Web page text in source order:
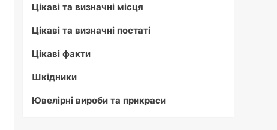
Цікаві та визначні місця
Цікаві та визначні постаті
Цікаві факти
Шкідники
Ювелірні вироби та прикраси